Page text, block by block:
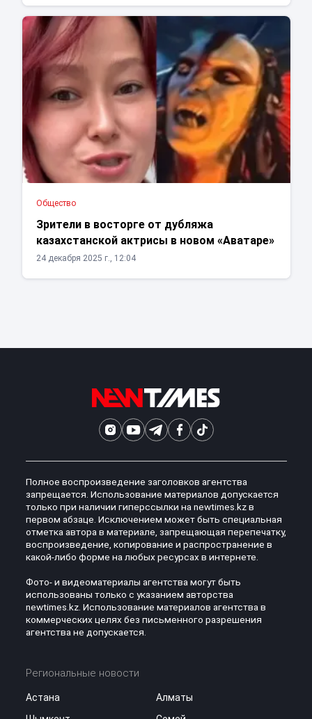
Общество
Зрители в восторге от дубляжа
казахстанской актрисы в новом «Аватаре»
24 декабря 2025 г., 12:04
Полное воспроизведение заголовков агентства
запрещается. Использование материалов допускается
только при наличии гиперссылки на newtimes.kz в
первом абзаце. Исключением может быть специальная
отметка автора в материале, запрещающая перепечатку,
воспроизведение, копирование и распространение в
какой-либо форме на любых ресурсах в интернете.
Фото- и видеоматериалы агентства могут быть
использованы только с указанием авторства
newtimes.kz. Использование материалов агентства в
коммерческих целях без письменного разрешения
агентства не допускается.
Региональные новости
Астана
Алматы